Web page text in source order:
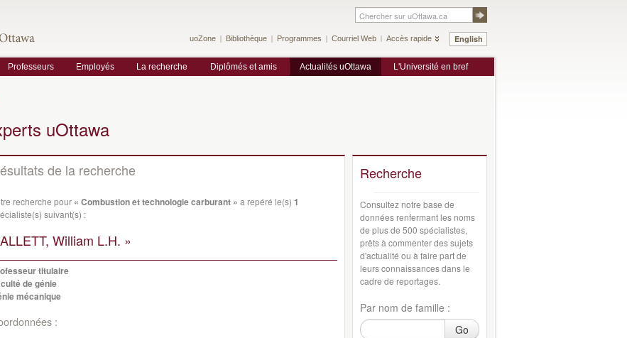
English
uoZone Bibliothèque Programmes Courriel Web Accès rapide
Professeurs Employés La recherche Diplômés et amis Actualités uOttawa L'Université en bref
uOttawa
de la recherche
recherche pour « Combustion et technologie carburant » a repéré le(s) 1
suivant(s) :
William L.H. »
titulaire
de génie
mécanique
:
Recherche
Consultez notre base de
données renfermant les noms
de plus de 500 spécialistes,
prêts à commenter des sujets
d'actualité ou à faire part de
leurs connaissances dans le
cadre de reportages.
Par nom de famille :
Go